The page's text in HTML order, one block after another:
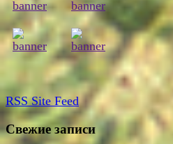
RSS Site Feed
Свежие записи